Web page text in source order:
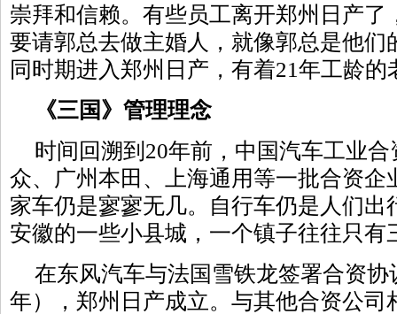
崇拜和信赖。有些员工离开郑州日产了
要请郭总去做主婚人，就像郭总是他们
同时期进入郑州日产，有着21年工龄
《三国》管理理念
时间回溯到20年前，中国汽车工业
众、 广州本田 、上海通用等一批合资
家车仍是寥寥无几。自行车仍是人们出
安徽的一些小县城，一个镇子往往只有
在东风汽车与法国 雪铁龙签署合资协
年），郑州日产成立。与其他合资公司